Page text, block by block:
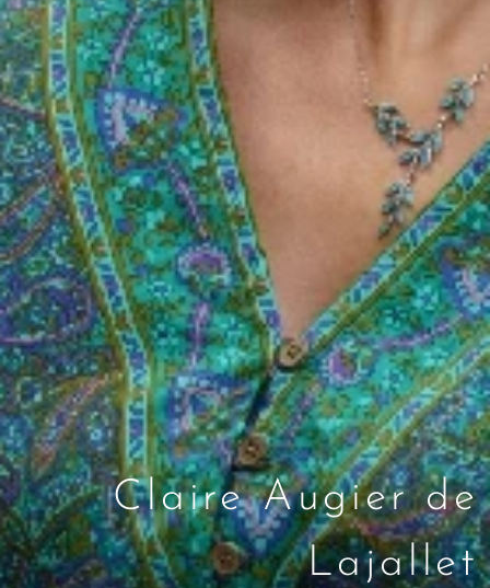
Claire Augier de
Lajallet